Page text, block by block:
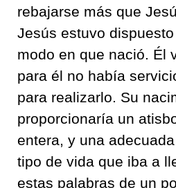
rebajarse más que
Jesús estuvo
modo en que nació. Él
para él no había
para realizarlo. Su
proporcionaría un
entera, y una
tipo de vida que iba a
estas palabras de un